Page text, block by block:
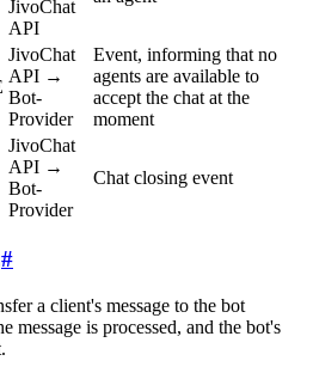
JivoChat
API
JivoChat
API →
Bot-
Provider
Event, informing that no
agents are available to
accept the chat at the
moment
JivoChat
API →
Bot-
Provider
Chat closing event
#
a client's message to the bot
message is processed, and the bot's